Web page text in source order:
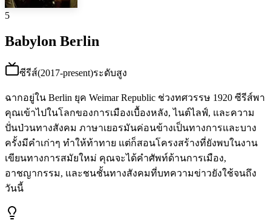
5
Babylon Berlin
ซีรีส์(2017-present)ระดับสูง
ฉากอยู่ใน Berlin ยุค Weimar Republic ช่วงทศวรรษ 1920 ซีรีส์พา
คุณเข้าไปในโลกของการเมืองเบื้องหลัง, ไนต์ไลฟ์, และความ
ปั่นป่วนทางสังคม ภาษาเยอรมันค่อนข้างเป็นทางการและบาง
ครั้งมีคำเก่าๆ ทำให้ท้าทาย แต่ก็สอนโครงสร้างที่ยังพบในงาน
เขียนทางการสมัยใหม่ คุณจะได้คำศัพท์ด้านการเมือง,
อาชญากรรม, และชนชั้นทางสังคมที่บทความข่าวยังใช้จนถึง
วันนี้